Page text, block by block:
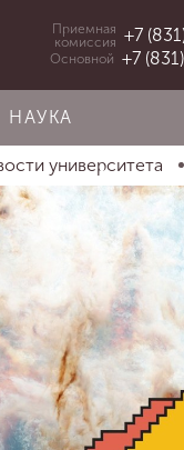
Приемная
комиссия +7
Основной +7
НАУКА
университета